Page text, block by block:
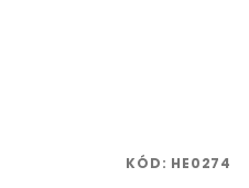
KÓD: HE0274